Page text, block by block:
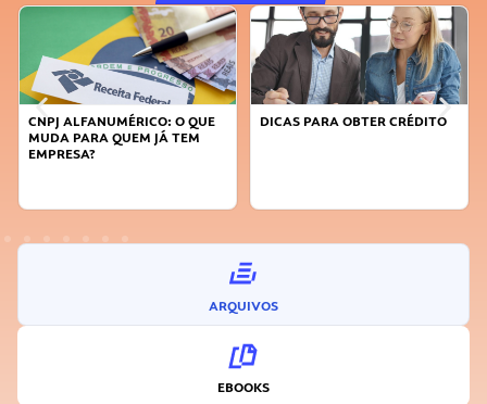
DICAS PARA OBTER CRÉDITO
FAÇA A DIFERENÇA: SEJA
ARQUIVOS
EBOOKS